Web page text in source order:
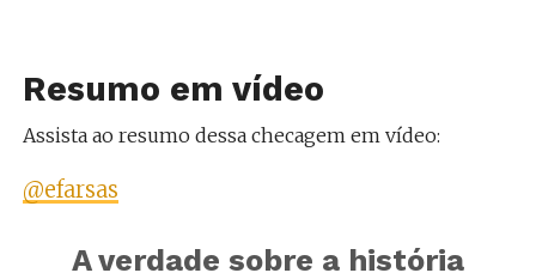
Resumo em vídeo
Assista ao resumo dessa checagem em vídeo:
@efarsas
A verdade sobre a história